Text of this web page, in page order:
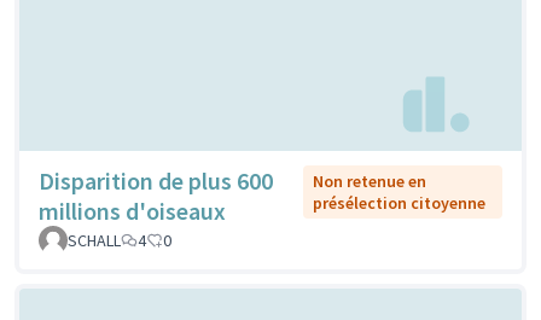
Disparition de plus 600
millions d'oiseaux
Non retenue en
présélection citoyenne
SCHALL
4 0